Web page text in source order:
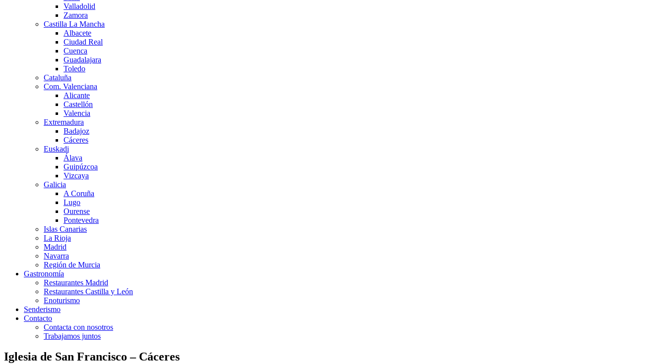
Valladolid
Zamora
Castilla La Mancha
Albacete
Ciudad Real
Cuenca
Guadalajara
Toledo
Cataluña
Com. Valenciana
Alicante
Castellón
Valencia
Extremadura
Badajoz
Cáceres
Euskadi
Álava
Guipúzcoa
Vizcaya
Galicia
A Coruña
Lugo
Ourense
Pontevedra
Islas Canarias
La Rioja
Madrid
Navarra
Región de Murcia
Gastronomía
Restaurantes Madrid
Restaurantes Castilla y León
Enoturismo
Senderismo
Contacto
Contacta con nosotros
Trabajamos juntos
Iglesia de San Francisco – Cáceres